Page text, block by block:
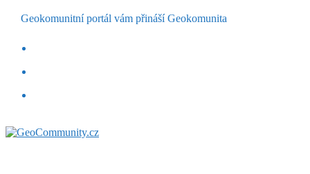
Geokomunitní portál vám přináší Geokomunita